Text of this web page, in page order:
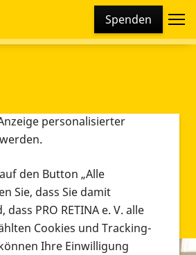
Spenden
verschiedene Cookies und
beinhaltet Cookies und
personalisierter
den Button „Alle
Sie, dass Sie damit
PRO RETINA e. V. alle
Cookies und Tracking-
Ihre Einwilligung